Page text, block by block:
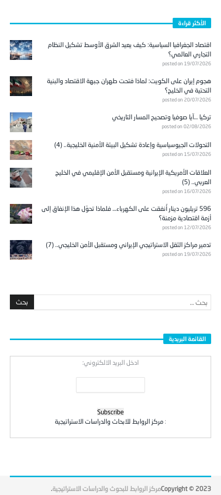
الأكثر قراءة
اقتصاد الجغرافيا السياسية: كيف يعيد الشرق الأوسط تشكيل النظام
التجاري العالمي؟
posted on 19/07/2026
هجوم إيران على الكويت: لماذا فتحت طهران جبهة الاقتصاد والبنية
التحتية في الخليج؟
posted on 20/07/2026
تركيا …آيا صوفيا وتصحيح المسار التاريخي
posted on 02/08/2026
التحولات الجيوسياسية وإعادة تشكيل البيئة الأمنية الخليجية.. (4)
posted on 15/07/2026
العلاقات الأمريكية الإيرانية ومستقبل الأمن الإقليمي في الخليج
العربي.. (5)
posted on 16/07/2026
596 تريليون دينار أُنفقت على الكهرباء… فلماذا تحوّل هذا الإنفاق إلى
أزمة اقتصادية مزمنة؟
posted on 12/07/2026
تدمير مراكز الثقل الاستراتيجي الإيراني ومستقبل الأمن الخليجي.. (7)
posted on 19/07/2026
القائمة البريدية
ادخل البريد الالكتروني:
: مركز الروابط للابحاث والدراسات الاستراتيجية
Copyright © 2023مركز الروابط للبحوث والدراسات الاستراتيجية.